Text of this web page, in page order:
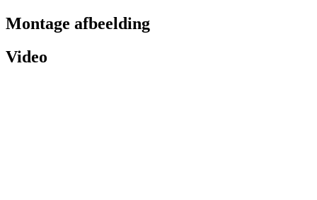
Montage afbeelding
Video